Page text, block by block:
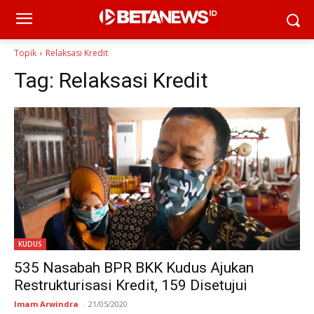
Topik Relaksasi Kredit
Tag: Relaksasi Kredit
KUDUS
535 Nasabah BPR BKK Kudus Ajukan
Restrukturisasi Kredit, 159 Disetujui
Imam Arwindra - 21/05/2020